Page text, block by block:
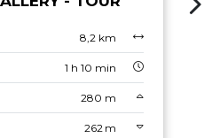
8,2 km
1 h 10 min
280 m
262 m